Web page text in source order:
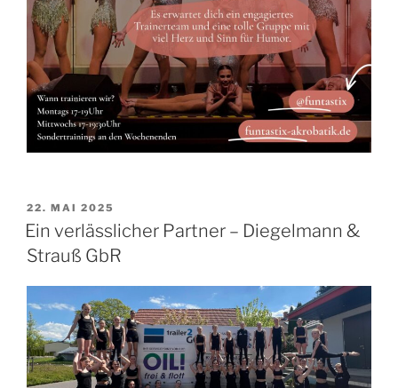
VERÖFFENTLICHT
AM
22. MAI 2025
Ein verlässlicher Partner – Diegelmann &
Strauß GbR